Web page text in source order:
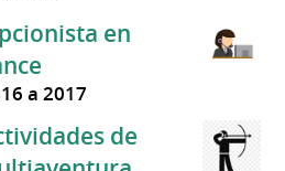
en
a 2017
de